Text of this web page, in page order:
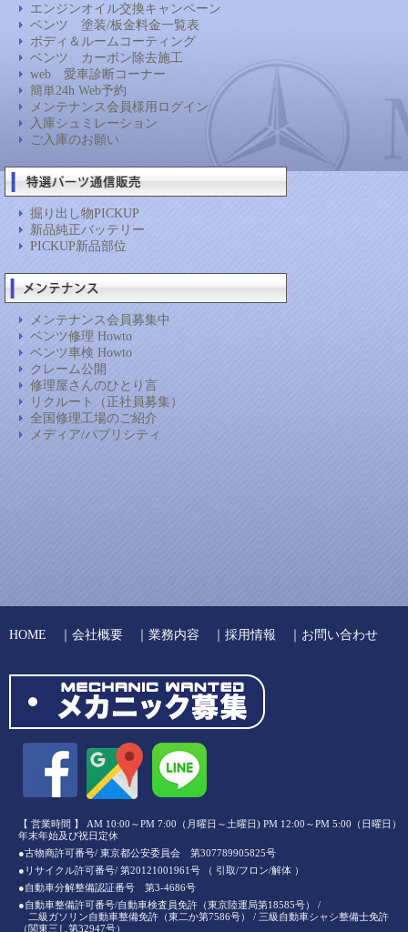
エンジンオイル交換キャンペーン
ベンツ 塗装/板金料金一覧表
ボディ＆ルームコーティング
ベンツ カーボン除去施工
web 愛車診断コーナー
簡単24h Web予約
メンテナンス会員様用ログイン
入庫シュミレーション
ご入庫のお願い
掘り出し物PICKUP
新品純正バッテリー
PICKUP新品部位
メンテナンス会員募集中
ベンツ修理 Howto
ベンツ車検 Howto
クレーム公開
修理屋さんのひとり言
リクルート（正社員募集）
全国修理工場のご紹介
メディア/パブリシティ
HOME 会社概要 業務内容 採用情報 お問い合わせ
【 営業時間 】 AM 10:00～PM 7:00（月曜日～土曜日) PM 12:00～PM 5:00（日曜日）
年末年始及び祝日定休
●古物商許可番号/ 東京都公安委員会 第307789905825号
●リサイクル許可番号/ 第20121001961号 （ 引取/フロン/解体 ）
●自動車分解整備認証番号 第3-4686号
●自動車整備許可番号/自動車検査員免許（東京陸運局第18585号） /
二級ガソリン自動車整備免許（東二か第7586号） / 三級自動車シャシ整備士免許
（関東三し第32947号）